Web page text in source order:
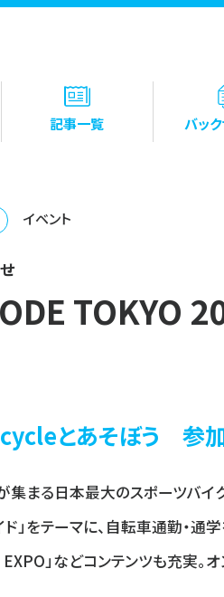
記事一覧 バッ
イベント
せ
TOKYO
とあそぼう 参加
集まる日本最大のスポーツバイ
ド」をテーマに、自転車通勤・
」などコンテンツも充実。